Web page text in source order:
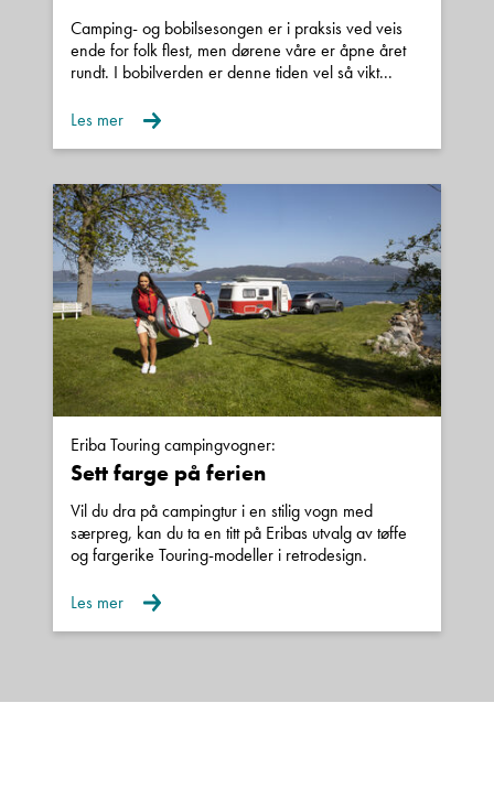
Camping- og bobilsesongen er i praksis ved veis
ende for folk flest, men dørene våre er åpne året
rundt. I bobilverden er denne tiden vel så vikt...
Les mer
Eriba Touring campingvogner:
Sett farge på ferien
Vil du dra på campingtur i en stilig vogn med
særpreg, kan du ta en titt på Eribas utvalg av tøffe
og fargerike Touring-modeller i retrodesign.
Les mer